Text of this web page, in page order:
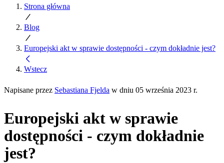
Strona główna
Blog
Europejski akt w sprawie dostępności - czym dokładnie jest?
Wstecz
Napisane przez Sebastiana Fjelda w dniu 05 września 2023 r.
Europejski akt w sprawie
dostępności - czym dokładnie
jest?